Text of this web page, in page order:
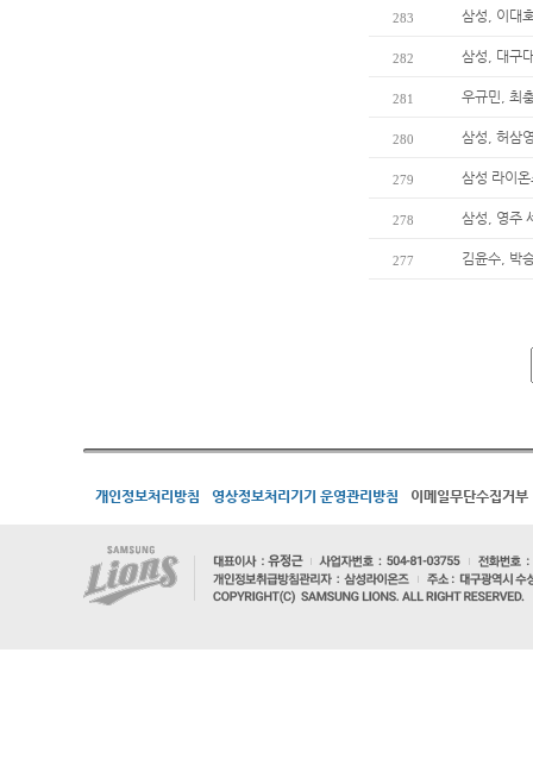
283 삼성, 이대
282 삼성, 대구
281 우규민, 최
280 삼성, 허삼
279 삼성 라이온
278 삼성, 영주
277 김윤수, 박
개인정보처리방침 영상정보처리기기 운영관리방침 이메일무단수집거부